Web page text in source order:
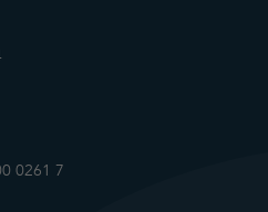
0261 7